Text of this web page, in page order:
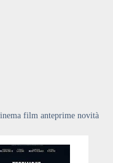
film anteprime novità